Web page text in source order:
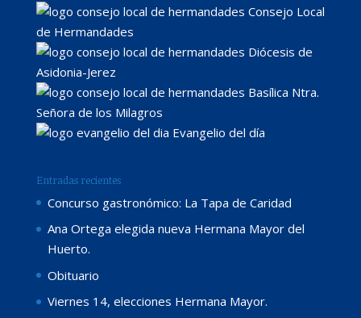
Consejo Local
de Hermandades
Diócesis de
Asidonia-Jerez
Basílica Ntra.
Señora de los Milagros
Evangelio del día
Entradas recientes
Concurso gastronómico: La Tapa de Caridad
Ana Ortega elegida nueva Hermana Mayor del
Huerto.
Obituario
Viernes 14, elecciones Hermana Mayor.